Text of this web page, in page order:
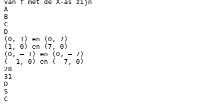
van f met de X-as zijn
A
B
C
D
(0, 1) en (0, 7)
(1, 0) en (7, 0)
(0, – 1) en (0, – 7)
(– 1, 0) en (– 7, 0)
28
31
D
S
C